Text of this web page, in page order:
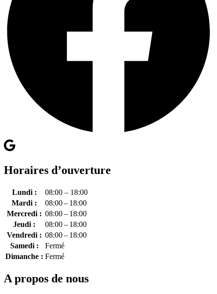
Horaires d’ouverture
Lundi :
08:00 – 18:00
Mardi :
08:00 – 18:00
Mercredi : 08:00 – 18:00
Jeudi :
08:00 – 18:00
Vendredi : 08:00 – 18:00
Samedi :
Fermé
Dimanche : Fermé
A propos de nous